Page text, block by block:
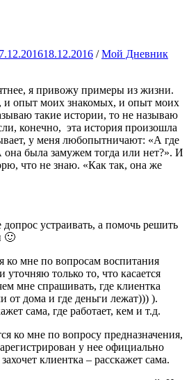
18.12.2016 / Мой Дневник
я привожу примеры из жизни.
опыт моих знакомых, и опыт моих
такие истории, то не называю
конечно, эта история произошла
у меня любопытничают: «А где
она была замужем тогда или нет?». И
что не знаю. «Как так, она же
устраивать, а помочь решить
🙂
ко мне по вопросам воспитания
только то, что касается
мне спрашивать, где клиентка
от дома и где деньги лежат))) ).
сама, где работает, кем и т.д.
ко мне по вопросу предназначения,
у нее официально
клиентка – расскажет сама.